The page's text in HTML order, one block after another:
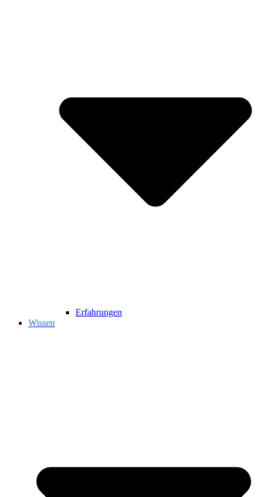
Erfahrungen
Wissen